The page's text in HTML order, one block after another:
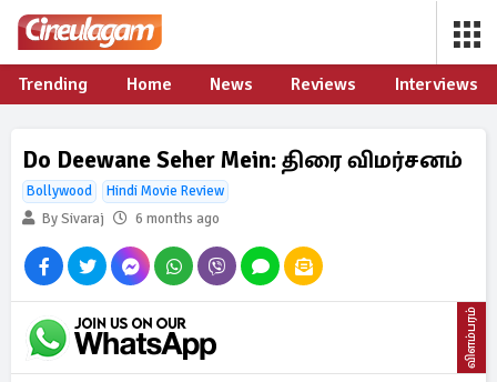
Trending Home News Reviews Interviews
Do Deewane Seher Mein: திரை விமர்சனம்
Bollywood
Hindi Movie Review
By Sivaraj
6 months ago
விளம்பரம்